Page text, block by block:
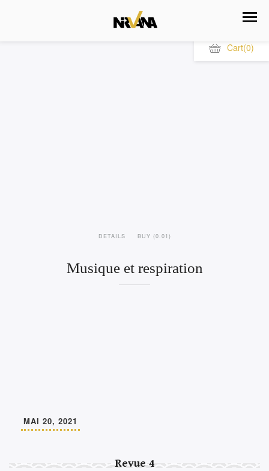
Cart(0)
DETAILS BUY (0.01)
Musique et respiration
Revue 4
MAI 20, 2021